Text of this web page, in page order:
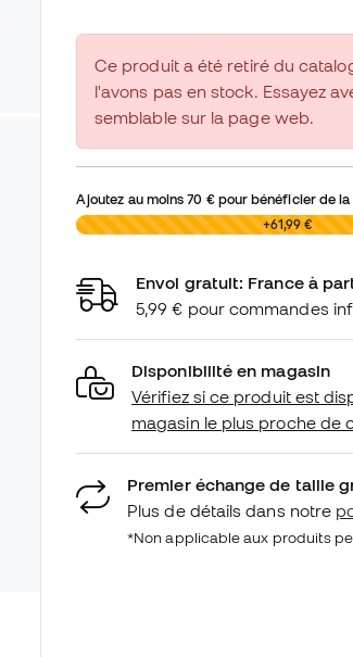
Ce produit a été retiré du
l'avons pas en stock. Essayez
semblable sur la page web.
Ajoutez au moins70 €pour bénéficier de la
0,00 € +61,99 €
Envoi gratuit: France à
5,99 € pour commandes
Disponibilité en magasin
Vérifiez si ce produit est
magasin le plus proche de
Premier échange de taille
Plus de détails dans notre
*Non applicable aux produits